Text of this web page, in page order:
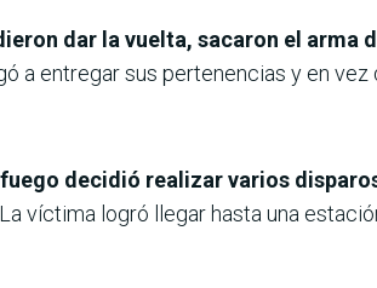
dar la vuelta, sacaron el arma
a entregar sus pertenencias y en
decidió realizar varios
víctima logró llegar hasta una